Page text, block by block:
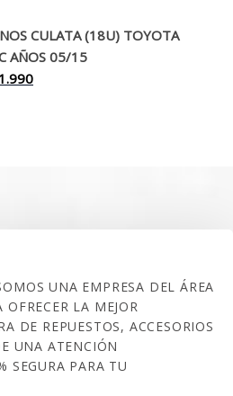
actual
es:
$17.990.
CULATA (18U) TOYOTA
AÑOS 05/15
El
UNA EMPRESA DEL ÁREA
LA MEJOR
DE REPUESTOS, ACCESORIOS
UNA ATENCIÓN
SEGURA PARA TU